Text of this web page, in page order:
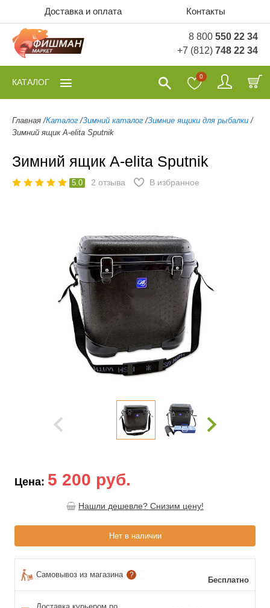
Доставка и оплата Контакты
8 800 550 22 34
+7 (812) 748 22 34
0
КАТАЛОГ
Главная /Каталог /Зимний каталог /Зимние ящики для рыбалки /
Зимний ящик A-elita Sputnik
Зимний ящик A-elita Sputnik
5.0 2 отзыва В избранное
Цена: 5 200 руб.
Нашли дешевле? Снизим цену!
Нет в наличии
Самовывоз из магазина ?
Бесплатно